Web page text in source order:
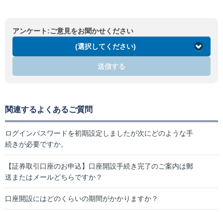
アンケート:ご意見をお聞かせください
(選択してください)
送信する
関連するよくあるご質問
ログインパスワードを初期設定しましたが次にどのような手
続きが必要ですか。
【証券取引口座のお申込】口座開設手続き完了のご案内は郵
送またはメールどちらですか？
口座開設にはどのくらいの期間がかかりますか？